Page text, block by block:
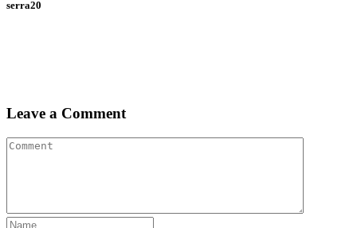
serra20
Leave a Comment